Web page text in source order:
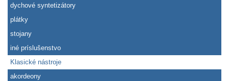
dychové syntetizátory
plátky
stojany
iné príslušenstvo
Klasické nástroje
akordeony